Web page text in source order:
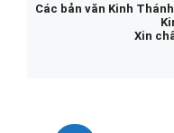
Các bản văn Kinh
Xin